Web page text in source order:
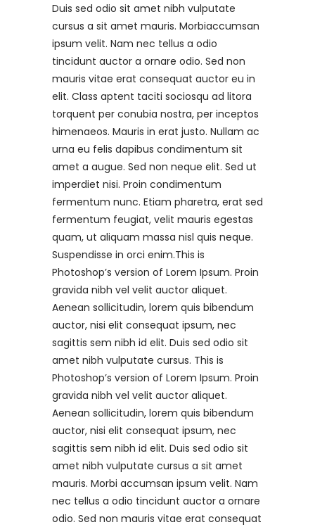
Duis sed odio sit amet nibh vulputate
cursus a sit amet mauris. Morbiaccumsan
ipsum velit. Nam nec tellus a odio
tincidunt auctor a ornare odio. Sed non
mauris vitae erat consequat auctor eu in
elit. Class aptent taciti sociosqu ad litora
torquent per conubia nostra, per inceptos
himenaeos. Mauris in erat justo. Nullam ac
urna eu felis dapibus condimentum sit
amet a augue. Sed non neque elit. Sed ut
imperdiet nisi. Proin condimentum
fermentum nunc. Etiam pharetra, erat sed
fermentum feugiat, velit mauris egestas
quam, ut aliquam massa nisl quis neque.
Suspendisse in orci enim.This is
Photoshop’s version of Lorem Ipsum. Proin
gravida nibh vel velit auctor aliquet.
Aenean sollicitudin, lorem quis bibendum
auctor, nisi elit consequat ipsum, nec
sagittis sem nibh id elit. Duis sed odio sit
amet nibh vulputate cursus. This is
Photoshop’s version of Lorem Ipsum. Proin
gravida nibh vel velit auctor aliquet.
Aenean sollicitudin, lorem quis bibendum
auctor, nisi elit consequat ipsum, nec
sagittis sem nibh id elit. Duis sed odio sit
amet nibh vulputate cursus a sit amet
mauris. Morbi accumsan ipsum velit. Nam
nec tellus a odio tincidunt auctor a ornare
odio. Sed non mauris vitae erat consequat